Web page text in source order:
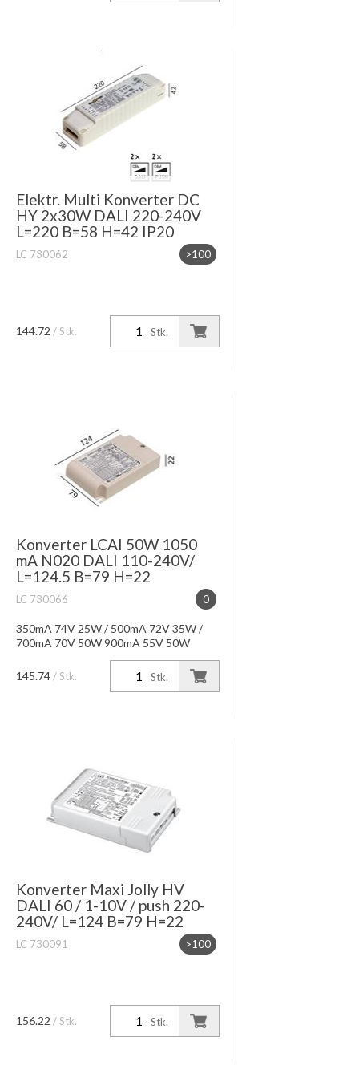
Elektr. Multi Konverter DC
HY 2x30W DALI 220-240V
L=220 B=58 H=42 IP20
>100
LC 730062
Stk.
144.72 / Stk.
Konverter LCAI 50W 1050
mA N020 DALI 110-240V/
L=124.5 B=79 H=22
0
LC 730066
350mA 74V 25W / 500mA 72V 35W /
700mA 70V 50W 900mA 55V 50W
/1050mA 48W 50W /1400mA 36V 50W
dimmbar 1-10V oder mit Taster Push.
Stk.
145.74 / Stk.
Konverter Maxi Jolly HV
DALI 60 / 1-10V / push 220-
240V/ L=124 B=79 H=22
>100
LC 730091
Stk.
156.22 / Stk.